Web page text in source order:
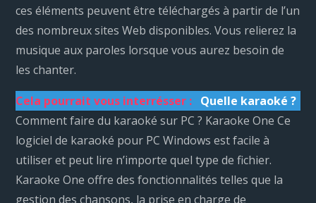
ces éléments peuvent être téléchargés à partir de l’un
des nombreux sites Web disponibles. Vous relierez la
musique aux paroles lorsque vous aurez besoin de
les chanter.
Cela pourrait vous interrésser : Quelle karaoké ?
Comment faire du karaoké sur PC ? Karaoke One Ce
logiciel de karaoké pour PC Windows est facile à
utiliser et peut lire n’importe quel type de fichier.
Karaoke One offre des fonctionnalités telles que la
gestion des chansons, la prise en charge de